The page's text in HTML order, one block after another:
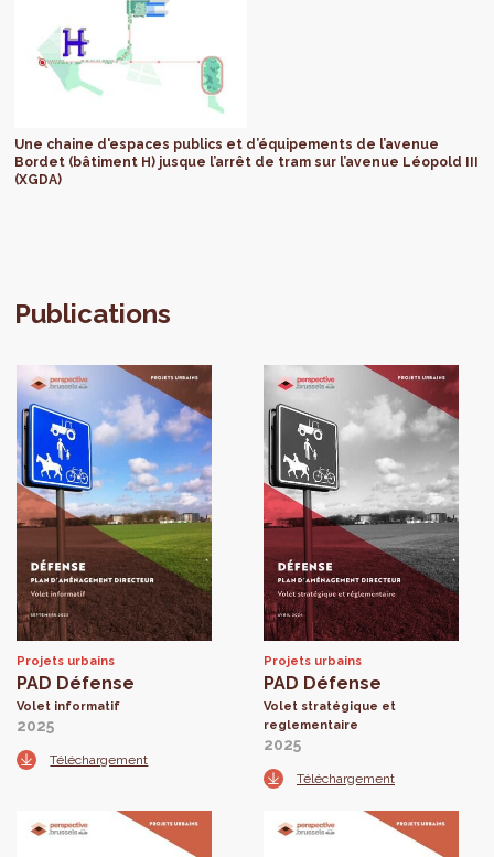
Une chaine d'espaces publics et d’équipements de l’avenue
Bordet (bâtiment H) jusque l’arrêt de tram sur l’avenue Léopold III
(XGDA)
Publications
Projets urbains
PAD Défense
Volet informatif
2025
Téléchargement
Projets urbains
PAD Défense
Volet stratégique et
reglementaire
2025
Téléchargement